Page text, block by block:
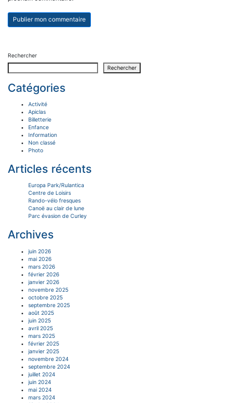
Rechercher
Rechercher
Catégories
Activité
Apiclas
Billetterie
Enfance
Information
Non classé
Photo
Articles récents
Europa Park/Rulantica
Centre de Loisirs
Rando-vélo fresques
Canoë au clair de lune
Parc évasion de Curley
Archives
juin 2026
mai 2026
mars 2026
février 2026
janvier 2026
novembre 2025
octobre 2025
septembre 2025
août 2025
juin 2025
avril 2025
mars 2025
février 2025
janvier 2025
novembre 2024
septembre 2024
juillet 2024
juin 2024
mai 2024
mars 2024